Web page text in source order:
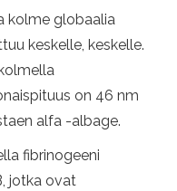
kolme globaalia
keskelle, keskelle.
on 46 nm
alfa -albage.
fibrinogeeni
jotka ovat